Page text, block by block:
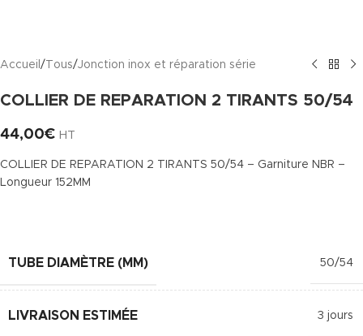
Accueil /Tous/Jonction inox et réparation série
COLLIER DE REPARATION 2 TIRANTS 50/54
44,00€ HT
COLLIER DE REPARATION 2 TIRANTS 50/54 – Garniture NBR –
Longueur 152MM
TUBE DIAMÈTRE (MM) 50/54
LIVRAISON ESTIMÉE 3 jours